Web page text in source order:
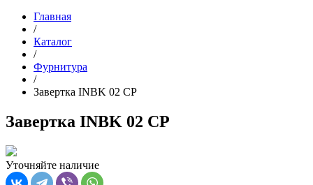
Главная
/
Каталог
/
Фурнитура
/
Завертка INBK 02 CP
Завертка INBK 02 CP
Уточняйте наличие